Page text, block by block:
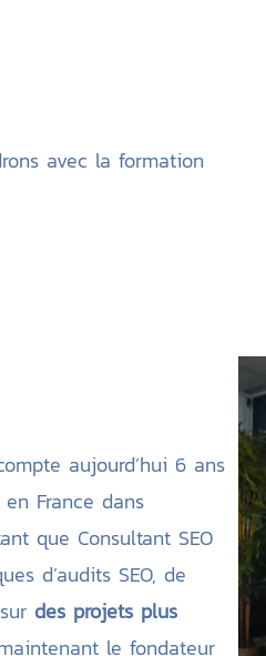
avec la formation
aujourd’hui 6 ans
France dans
que Consultant SEO
d’audits SEO, de
des projets plus
le fondateur